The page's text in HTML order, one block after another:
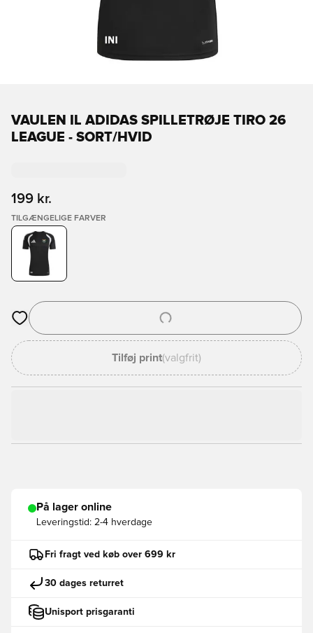
VAULEN IL ADIDAS SPILLETRØJE TIRO 26
LEAGUE - SORT/HVID
199 kr.
TILGÆNGELIGE FARVER
Åbner en Modal til at logge ind eller tilmelde dig som medlem
Tilføj print(valgfrit)
På lager online
Leveringstid: 2-4 hverdage
Fri fragt ved køb over 699 kr
30 dages returret
Unisport prisgaranti